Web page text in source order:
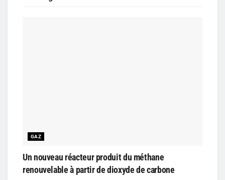
GAZ
Un nouveau réacteur produit du méthane
renouvelable à partir de dioxyde de carbone